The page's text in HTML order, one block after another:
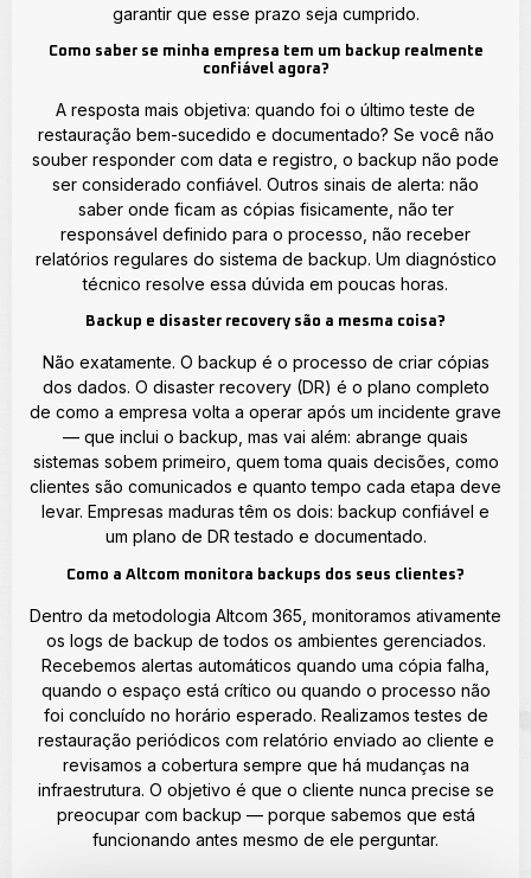
garantir que esse prazo seja cumprido.
Como saber se minha empresa tem um backup realmente
confiável agora?
A resposta mais objetiva: quando foi o último teste de
restauração bem-sucedido e documentado? Se você não
souber responder com data e registro, o backup não pode
ser considerado confiável. Outros sinais de alerta: não
saber onde ficam as cópias fisicamente, não ter
responsável definido para o processo, não receber
relatórios regulares do sistema de backup. Um diagnóstico
técnico resolve essa dúvida em poucas horas.
Backup e disaster recovery são a mesma coisa?
Não exatamente. O backup é o processo de criar cópias
dos dados. O disaster recovery (DR) é o plano completo
de como a empresa volta a operar após um incidente grave
— que inclui o backup, mas vai além: abrange quais
sistemas sobem primeiro, quem toma quais decisões, como
clientes são comunicados e quanto tempo cada etapa deve
levar. Empresas maduras têm os dois: backup confiável e
um plano de DR testado e documentado.
Como a Altcom monitora backups dos seus clientes?
Dentro da metodologia Altcom 365, monitoramos ativamente
os logs de backup de todos os ambientes gerenciados.
Recebemos alertas automáticos quando uma cópia falha,
quando o espaço está crítico ou quando o processo não
foi concluído no horário esperado. Realizamos testes de
restauração periódicos com relatório enviado ao cliente e
revisamos a cobertura sempre que há mudanças na
infraestrutura. O objetivo é que o cliente nunca precise se
preocupar com backup — porque sabemos que está
funcionando antes mesmo de ele perguntar.